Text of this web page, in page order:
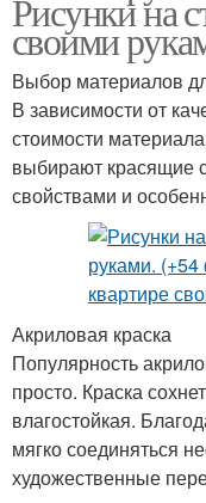
Рисунки на
своими
Выбор материалов
В зависимости от
стоимости
выбирают красящие
свойствами и
Акриловая краска
Популярность
просто. Краска
влагостойкая.
мягко соединяться
художественные